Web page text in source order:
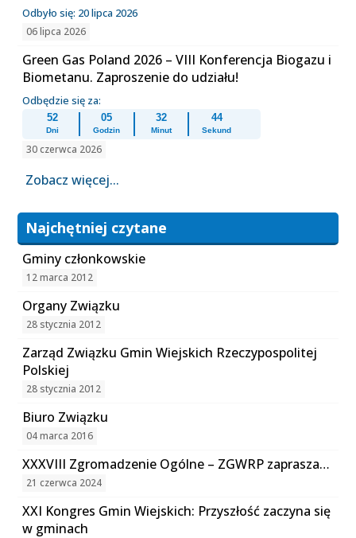
Odbyło się: 20 lipca 2026
06 lipca 2026
Green Gas Poland 2026 – VIII Konferencja Biogazu i
Biometanu. Zaproszenie do udziału!
Odbędzie się za:
52
Dni
05
Godzin
32
Minut
44
Sekund
30 czerwca 2026
Zobacz więcej...
Najchętniej czytane
Gminy członkowskie
12 marca 2012
Organy Związku
28 stycznia 2012
Zarząd Związku Gmin Wiejskich Rzeczypospolitej
Polskiej
28 stycznia 2012
Biuro Związku
04 marca 2016
XXXVIII Zgromadzenie Ogólne – ZGWRP zaprasza…
21 czerwca 2024
XXI Kongres Gmin Wiejskich: Przyszłość zaczyna się
w gminach